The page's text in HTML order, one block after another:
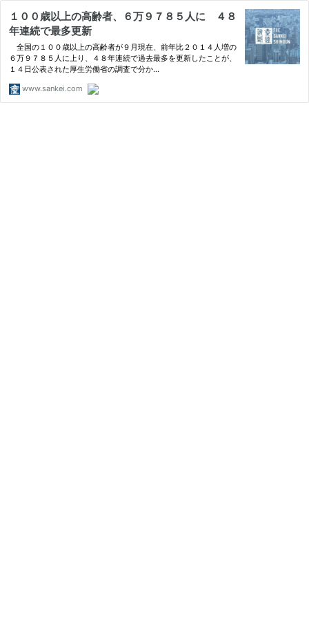
１００歳以上の高齢者、６万９７８５人に ４８
年連続で最多更新
全国の１００歳以上の高齢者が９月現在、前年比２０１４人増の
６万９７８５人に上り、４８年連続で過去最多を更新したことが、
１４日公表された厚生労働省の調査で分か…
www.sankei.com